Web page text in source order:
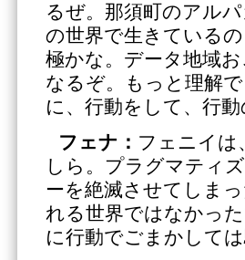
るぜ。那須町のアル
の世界で生きている
極かな。データ地域
なるぞ。もっと理解
に、行動をして、行
フェナ： フェニイは
しら。プラグマティ
ーを絶滅させてしま
れる世界ではなかっ
に行動でごまかしては